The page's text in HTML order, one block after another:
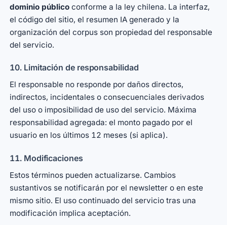
dominio público conforme a la ley chilena. La interfaz,
el código del sitio, el resumen IA generado y la
organización del corpus son propiedad del responsable
del servicio.
10. Limitación de responsabilidad
El responsable no responde por daños directos,
indirectos, incidentales o consecuenciales derivados
del uso o imposibilidad de uso del servicio. Máxima
responsabilidad agregada: el monto pagado por el
usuario en los últimos 12 meses (si aplica).
11. Modificaciones
Estos términos pueden actualizarse. Cambios
sustantivos se notificarán por el newsletter o en este
mismo sitio. El uso continuado del servicio tras una
modificación implica aceptación.